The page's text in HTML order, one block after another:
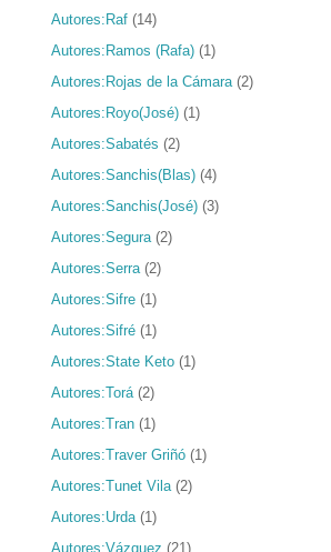
Autores:Raf (14)
Autores:Ramos (Rafa) (1)
Autores:Rojas de la Cámara (2)
Autores:Royo(José) (1)
Autores:Sabatés (2)
Autores:Sanchis(Blas) (4)
Autores:Sanchis(José) (3)
Autores:Segura (2)
Autores:Serra (2)
Autores:Sifre (1)
Autores:Sifré (1)
Autores:State Keto (1)
Autores:Torá (2)
Autores:Tran (1)
Autores:Traver Griñó (1)
Autores:Tunet Vila (2)
Autores:Urda (1)
Autores:Vázquez (21)